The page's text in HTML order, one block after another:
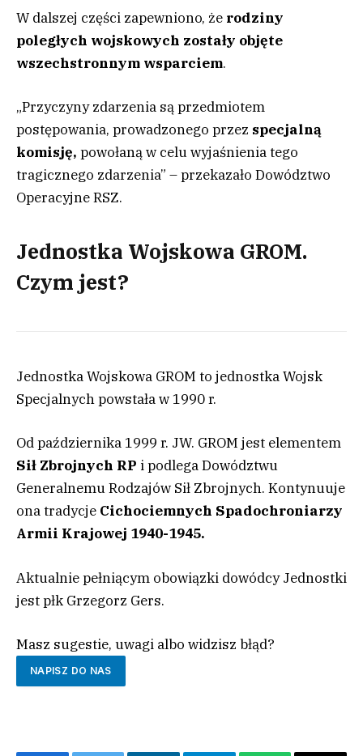
W dalszej części zapewniono, że rodziny
poległych wojskowych zostały objęte
wszechstronnym wsparciem.
„Przyczyny zdarzenia są przedmiotem
postępowania, prowadzonego przez specjalną
komisję, powołaną w celu wyjaśnienia tego
tragicznego zdarzenia” – przekazało Dowództwo
Operacyjne RSZ.
Jednostka Wojskowa GROM.
Czym jest?
Jednostka Wojskowa GROM to jednostka Wojsk
Specjalnych powstała w 1990 r.
Od października 1999 r. JW. GROM jest elementem
Sił Zbrojnych RP i podlega Dowództwu
Generalnemu Rodzajów Sił Zbrojnych. Kontynuuje
ona tradycje Cichociemnych Spadochroniarzy
Armii Krajowej 1940-1945.
Aktualnie pełniącym obowiązki dowódcy Jednostki
jest płk Grzegorz Gers.
Masz sugestie, uwagi albo widzisz błąd?
NAPISZ DO NAS